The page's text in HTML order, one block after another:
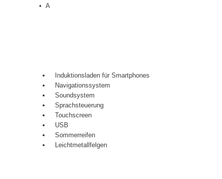
A
Induktionsladen für Smartphones
Navigationssystem
Soundsystem
Sprachsteuerung
Touchscreen
USB
Sommerreifen
Leichtmetallfelgen